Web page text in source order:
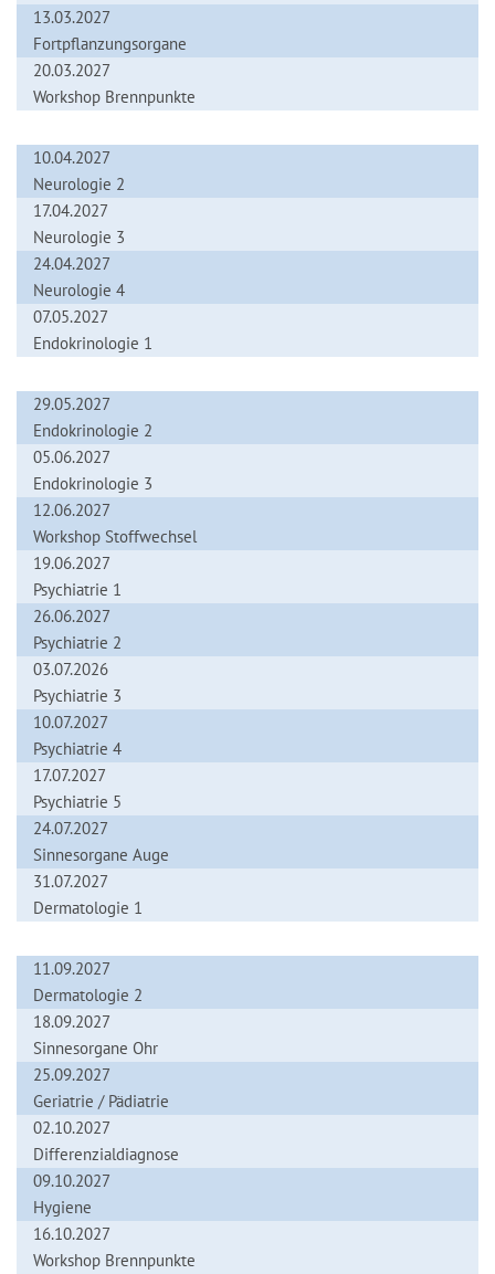
13.03.2027
Fortpflanzungsorgane
20.03.2027
Workshop Brennpunkte
10.04.2027
Neurologie 2
17.04.2027
Neurologie 3
24.04.2027
Neurologie 4
07.05.2027
Endokrinologie 1
29.05.2027
Endokrinologie 2
05.06.2027
Endokrinologie 3
12.06.2027
Workshop Stoffwechsel
19.06.2027
Psychiatrie 1
26.06.2027
Psychiatrie 2
03.07.2026
Psychiatrie 3
10.07.2027
Psychiatrie 4
17.07.2027
Psychiatrie 5
24.07.2027
Sinnesorgane Auge
31.07.2027
Dermatologie 1
11.09.2027
Dermatologie 2
18.09.2027
Sinnesorgane Ohr
25.09.2027
Geriatrie / Pädiatrie
02.10.2027
Differenzialdiagnose
09.10.2027
Hygiene
16.10.2027
Workshop Brennpunkte